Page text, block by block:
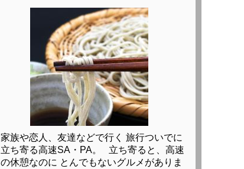
家族や恋人、友達などで行く 旅行ついでに
立ち寄る高速SA・PA。 立ち寄ると、高速
の休憩なのに とんでもないグルメがありま